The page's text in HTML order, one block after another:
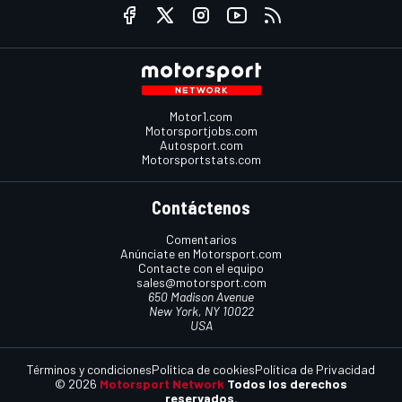
Motor1.com
Motorsportjobs.com
Autosport.com
Motorsportstats.com
Contáctenos
Comentarios
Anúnciate en Motorsport.com
Contacte con el equipo
sales@motorsport.com
650 Madison Avenue
New York, NY 10022
USA
© 2026 Motorsport Network Todos los derechos
reservados.
Términos y condicionesPolítica de cookiesPolítica de Privacidad